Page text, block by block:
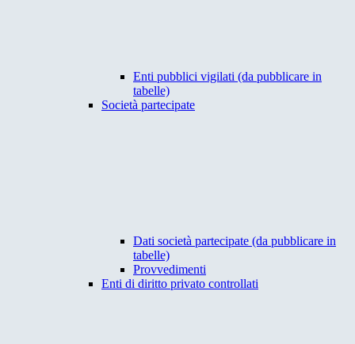
Enti pubblici vigilati (da pubblicare in
tabelle)
Società partecipate
Dati società partecipate (da pubblicare in
tabelle)
Provvedimenti
Enti di diritto privato controllati